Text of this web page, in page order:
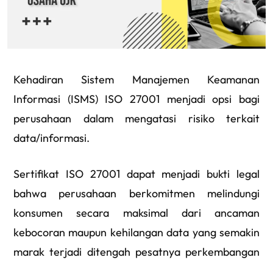
Kehadiran Sistem Manajemen Keamanan
Informasi (ISMS) ISO 27001 menjadi opsi bagi
perusahaan dalam mengatasi risiko terkait
data/informasi.
Sertifikat ISO 27001 dapat menjadi bukti legal
bahwa perusahaan berkomitmen melindungi
konsumen secara maksimal dari ancaman
kebocoran maupun kehilangan data yang semakin
marak terjadi ditengah pesatnya perkembangan